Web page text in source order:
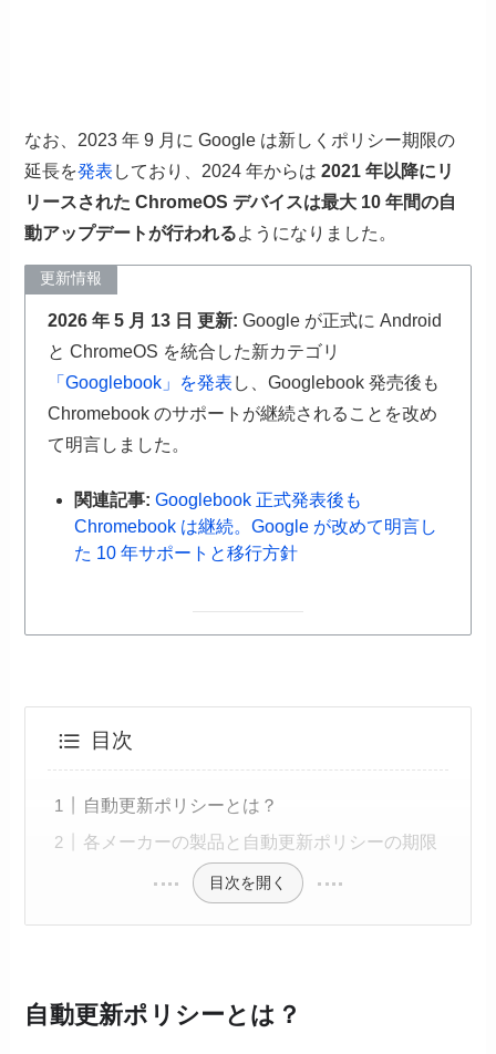
なお、2023 年 9 月に Google は新しくポリシー期限の
延長を発表 しており、2024 年からは2021 年以降にリ
リースされた ChromeOS デバイスは最大 10 年間の自
動アップデートが行われるようになりました。
更新情報
2026 年 5 月 13 日 更新: Google が正式に Android
と ChromeOS を統合した新カテゴリ
「Googlebook」を発表 し、Googlebook 発売後も
Chromebook のサポートが継続されることを改め
て明言しました。
関連記事: Googlebook 正式発表後も
Chromebook は継続。Google が改めて明言し
た 10 年サポートと移行方針
目次
自動更新ポリシーとは？
各メーカーの製品と自動更新ポリシーの期限
目次を開く
自動更新ポリシーとは？